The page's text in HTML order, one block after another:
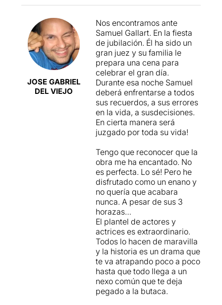
JUSTÍCIAés una proposta
actors física i
emocionalment, amb un
gran compromís.Unes
interpretacions que ens
han semblat
extraordinàriesamb una
gran dosi d’entrega i
sinceritat que els fa
absolutament versemblants.
Cal destacar quedos dels
joves actors debuten amb
aquesta obra, la Katrin
Transita temps diversos,
realitzantun recorregut al
llarg de vuitanta anys, que
abasta cinc generacions
diferents ion els diàlegs
juguen amb
la simultaneïtat, la
superposició i l'equivoc.
A tot això cal afegir
una escenografia absoluta
ment espectacular
de Paco Azorínque
complica una mica més "la
espectaculars dels darrers
anys) i una direcció que tota
l'estona busca profunditat i
dramatisme.Josep Maria
Pou, com era d'esperar,
aporta una presència
impagable... tot i que es
tracta d'un repartiment molt
coral, del que destaquen
intermitentmentVicky Peña
Anna SahuniRoger Coma.
En definitiva, una obra que
juga totes les seves cartes i
ens mostra molt bé on volia
arribar i per on volia
transitar... encara que
finalment hagi agafat
carreteres secundàries.
JOSE GABRIEL
DEL VIEJO
Nos encontramos ante
Samuel Gallart. En la fiesta
de jubilación. Él ha sido un
gran juez y su familia le
prepara una cena para
celebrar el gran día.
Durante esa noche Samuel
deberá enfrentarse a todos
sus recuerdos, a sus errores
en la vida, a susdecisiones.
En cierta manera será
juzgado por toda su vida!
Tengo que reconocer que la
obra me ha encantado. No
es perfecta. Lo sé! Pero he
disfrutado como un enano y
no quería que acabara
nunca. A pesar de sus 3
horazas…
El plantel de actores y
actrices es extraordinario.
Todos lo hacen de maravilla
y la historia es un drama que
te va atrapando poco a poco
hasta que todo llega a un
nexo común que te deja
pegado a la butaca.